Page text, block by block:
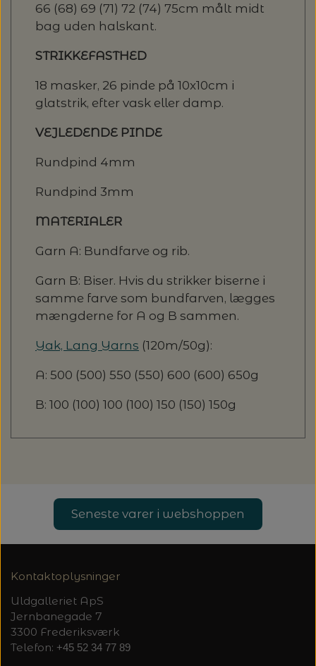
66 (68) 69 (71) 72 (74) 75cm målt midt
bag uden halskant.
STRIKKEFASTHED
18 masker, 26 pinde på 10x10cm i
glatstrik, efter vask eller damp.
VEJLEDENDE PINDE
Rundpind 4mm
Rundpind 3mm
MATERIALER
Garn A: Bundfarve og rib.
Garn B: Biser. Hvis du strikker biserne i
samme farve som bundfarven, lægges
mængderne for A og B sammen.
Yak, Lang Yarns (120m/50g):
A: 500 (500) 550 (550) 600 (600) 650g
B: 100 (100) 100 (100) 150 (150) 150g
Seneste varer i webshoppen
Kontaktoplysninger
Uldgalleriet ApS
Jernbanegade 7
3300 Frederiksværk
Telefon: +45 52 34 77 89